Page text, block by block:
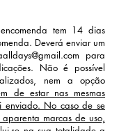
tem 14 dias
Deverá enviar um
para
Não é possível
nem a opção
de estar nas mesmas
enviado. No caso de se
marcas de uso,